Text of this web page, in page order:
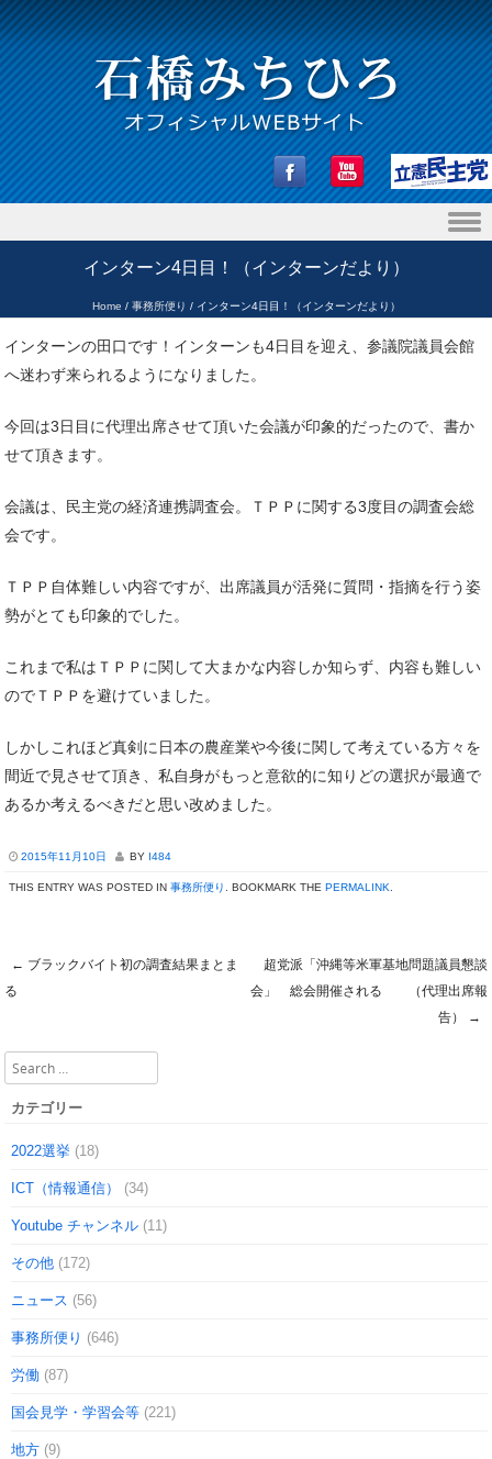
インターン4日目！（インターンだより）
Home /事務所便り / インターン4日目！（インターンだより）
インターンの田口です！インターンも4日目を迎え、参議院議員会館
へ迷わず来られるようになりました。
今回は3日目に代理出席させて頂いた会議が印象的だったので、書か
せて頂きます。
会議は、民主党の経済連携調査会。ＴＰＰに関する3度目の調査会総
会です。
ＴＰＰ自体難しい内容ですが、出席議員が活発に質問・指摘を行う姿
勢がとても印象的でした。
これまで私はＴＰＰに関して大まかな内容しか知らず、内容も難しい
のでＴＰＰを避けていました。
しかしこれほど真剣に日本の農産業や今後に関して考えている方々を
間近で見させて頂き、私自身がもっと意欲的に知りどの選択が最適で
あるか考えるべきだと思い改めました。
2015年11月10日 BY I484
THIS ENTRY WAS POSTED IN 事務所便り . BOOKMARK THE PERMALINK
Post navigation
← ブラックバイト初の調査結果まとま
る
超党派「沖縄等米軍基地問題議員懇談
会」 総会開催される （代理出席報
告）
→
Search
カテゴリー
2022選挙 (18)
ICT（情報通信） (34)
Youtube チャンネル (11)
その他 (172)
ニュース (56)
事務所便り (646)
労働 (87)
国会見学・学習会等 (221)
地方 (9)